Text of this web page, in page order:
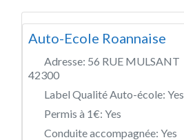
Auto-Ecole Roannaise
Adresse: 56 RUE MULSANT
42300
Label Qualité Auto-école: Yes
Permis à 1€: Yes
Conduite accompagnée: Yes